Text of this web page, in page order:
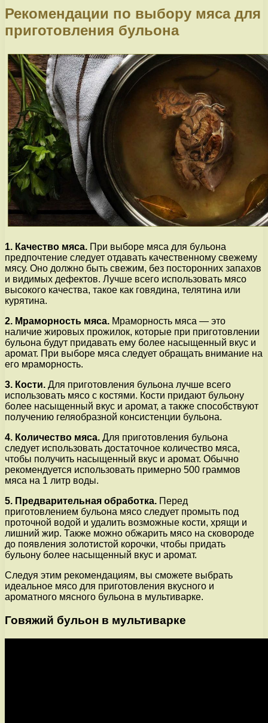
Рекомендации по выбору мяса для
приготовления бульона
1. Качество мяса. При выборе мяса для бульона
предпочтение следует отдавать качественному свежему
мясу. Оно должно быть свежим, без посторонних запахов
и видимых дефектов. Лучше всего использовать мясо
высокого качества, такое как говядина, телятина или
курятина.
2. Мраморность мяса. Мраморность мяса — это
наличие жировых прожилок, которые при приготовлении
бульона будут придавать ему более насыщенный вкус и
аромат. При выборе мяса следует обращать внимание на
его мраморность.
3. Кости. Для приготовления бульона лучше всего
использовать мясо с костями. Кости придают бульону
более насыщенный вкус и аромат, а также способствуют
получению геляобразной консистенции бульона.
4. Количество мяса. Для приготовления бульона
следует использовать достаточное количество мяса,
чтобы получить насыщенный вкус и аромат. Обычно
рекомендуется использовать примерно 500 граммов
мяса на 1 литр воды.
5. Предварительная обработка. Перед
приготовлением бульона мясо следует промыть под
проточной водой и удалить возможные кости, хрящи и
лишний жир. Также можно обжарить мясо на сковороде
до появления золотистой корочки, чтобы придать
бульону более насыщенный вкус и аромат.
Следуя этим рекомендациям, вы сможете выбрать
идеальное мясо для приготовления вкусного и
ароматного мясного бульона в мультиварке.
Говяжий бульон в мультиварке